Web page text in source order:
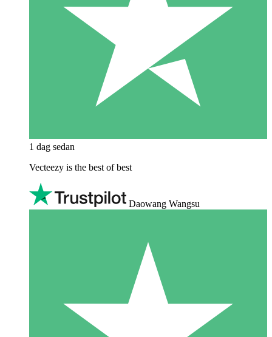
1 dag sedan
Vecteezy is the best of best
Daowang Wangsu